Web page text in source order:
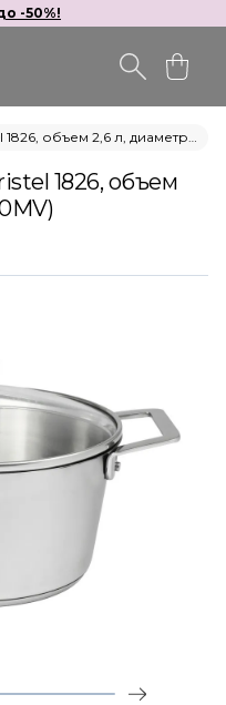
-50%!
2,6 л, диаметр 20 см (F20MV)
1826, объем